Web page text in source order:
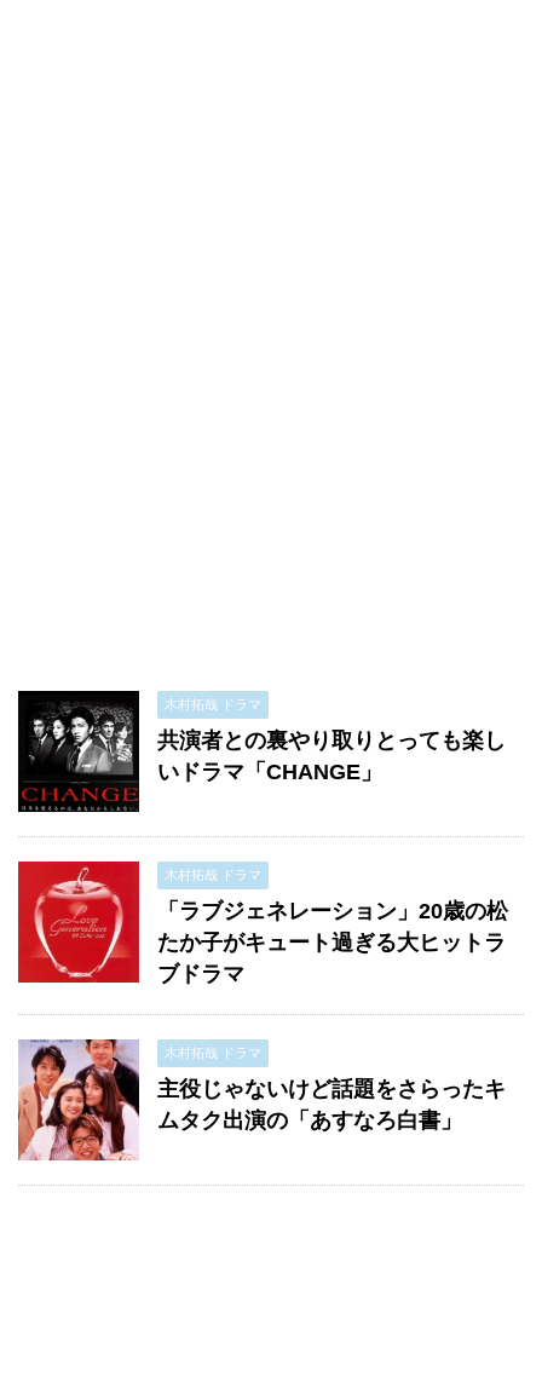
木村拓哉 ドラマ
共演者との裏やり取りとっても楽し
いドラマ「CHANGE」
木村拓哉 ドラマ
「ラブジェネレーション」20歳の松
たか子がキュート過ぎる大ヒットラ
ブドラマ
木村拓哉 ドラマ
主役じゃないけど話題をさらったキ
ムタク出演の「あすなろ白書」